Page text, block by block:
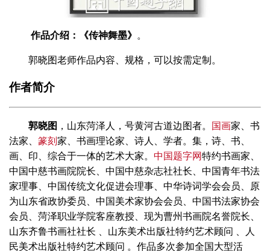
作品介绍：《传神舞墨》 。
郭晓图老师作品内容、规格，可以按需定制。
作者简介
郭晓图 ，山东菏泽人，号黄河古道边图者。 国画家、书
法家、 篆刻家、书画理论家、诗人、学者。集，诗、书、
画、印、综合于一体的艺术大家。 中国题字网特约书画家、
中国中慈书画院院长、中国中慈杂志社社长、中国青年书法
家理事、中国传统文化促进会理事、中华诗词学会会员、原
为山东省政协委员、中国美术家协会会员、中国书法家协会
会员、菏泽职业学院客座教授、现为曹州书画院名誉院长、
山东齐鲁书画社社长 、山东美术出版社特约艺术顾问 、人
民美术出版社特约艺术顾问 。作品多次参加全国大型活